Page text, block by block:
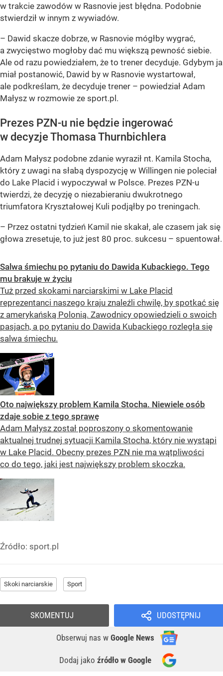
w trakcie zawodów w Rasnovie jest błędna. Podobnie
stwierdził w innym z wywiadów.
– Dawid skacze dobrze, w Rasnovie mógłby wygrać,
a zwycięstwo mogłoby dać mu większą pewność siebie.
Ale od razu powiedziałem, że to trener decyduje. Gdybym ja
miał postanowić, Dawid by w Rasnovie wystartował,
ale podkreślam, że decyduje trener – powiedział Adam
Małysz w rozmowie ze sport.pl.
Prezes PZN-u nie będzie ingerować
w decyzje Thomasa Thurnbichlera
Adam Małysz podobne zdanie wyraził nt. Kamila Stocha,
który z uwagi na słabą dyspozycję w Willingen nie poleciał
do Lake Placid i wypoczywał w Polsce. Prezes PZN-u
twierdzi, że decyzję o niezabieraniu dwukrotnego
triumfatora Kryształowej Kuli podjąłby po treningach.
– Przez ostatni tydzień Kamil nie skakał, ale czasem jak się
głowa zresetuje, to już jest 80 proc. sukcesu – spuentował.
Salwa śmiechu po pytaniu do Dawida Kubackiego. Tego
mu brakuje w życiu
Tuż przed skokami narciarskimi w Lake Placid
reprezentanci naszego kraju znaleźli chwilę, by spotkać się
z amerykańską Polonią. Zawodnicy opowiedzieli o swoich
pasjach, a po pytaniu do Dawida Kubackiego rozległa się
salwa śmiechu.
Oto największy problem Kamila Stocha. Niewiele osób
zdaje sobie z tego sprawę
Adam Małysz został poproszony o skomentowanie
aktualnej trudnej sytuacji Kamila Stocha, który nie wystąpi
w Lake Placid. Obecny prezes PZN nie ma wątpliwości
co do tego, jaki jest największy problem skoczka.
Źródło: sport.pl
Skoki narciarskie Sport
UDOSTĘPNIJ
Obserwuj nas w Google News
Dodaj jako źródło w Google
SKOMENTUJ